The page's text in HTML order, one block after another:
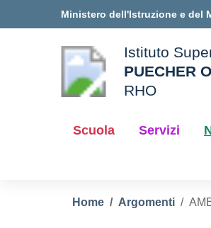
Ministero dell'Istruzione e del
della scuola
Istituto
PUECHER
RHO
Scuola Servizi
Home Argomenti